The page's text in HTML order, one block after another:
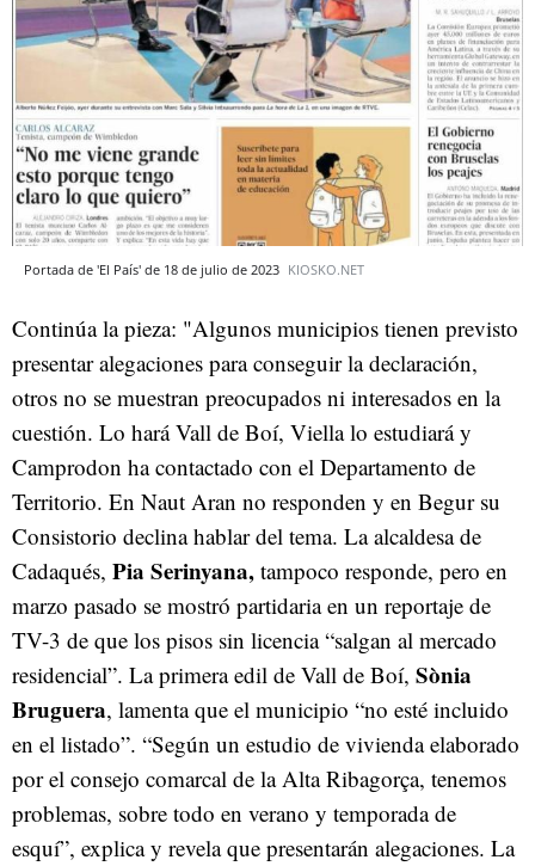
Portada de 'El País' de 18 de julio de 2023 KIOSKO.NET
Continúa la pieza: "Algunos municipios tienen previsto
presentar alegaciones para conseguir la declaración,
otros no se muestran preocupados ni interesados en la
cuestión. Lo hará Vall de Boí, Viella lo estudiará y
Camprodon ha contactado con el Departamento de
Territorio. En Naut Aran no responden y en Begur su
Consistorio declina hablar del tema. La alcaldesa de
Cadaqués, Pia Serinyana, tampoco responde, pero en
marzo pasado se mostró partidaria en un reportaje de
TV-3 de que los pisos sin licencia “salgan al mercado
residencial”. La primera edil de Vall de Boí, Sònia
Bruguera, lamenta que el municipio “no esté incluido
en el listado”. “Según un estudio de vivienda elaborado
por el consejo comarcal de la Alta Ribagorça, tenemos
problemas, sobre todo en verano y temporada de
esquí”, explica y revela que presentarán alegaciones. La